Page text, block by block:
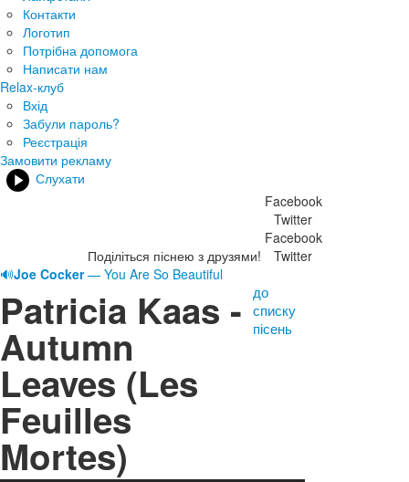
Контакти
Логотип
Потрібна допомога
Написати нам
Relax-клуб
Вхід
Забули пароль?
Реєстрація
Замовити рекламу
Слухати
Поділіться піснею з друзями!
Facebook
Twitter
Facebook
Twitter
🔊Joe Cocker— You Are So Beautiful
Patricia Kaas -
Autumn
Leaves (Les
Feuilles
Mortes)
до
списку
пісень